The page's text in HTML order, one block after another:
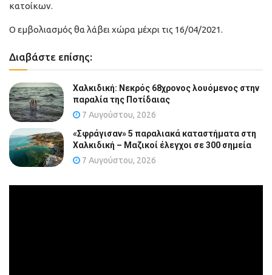
κατοίκων.
Ο εμβολιασμός θα λάβει χώρα μέχρι τις 16/04/2021.
Διαβάστε επίσης:
Χαλκιδική: Νεκρός 68χρονος λουόμενος στην
παραλία της Ποτίδαιας
7 Αυγούστου, 2026
«Σφράγισαν» 5 παραλιακά καταστήματα στη
Χαλκιδική – Μαζικοί έλεγχοι σε 300 σημεία
7 Αυγούστου, 2026